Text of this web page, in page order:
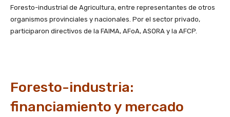
Foresto-industrial de Agricultura, entre representantes de otros
organismos provinciales y nacionales. Por el sector privado,
participaron directivos de la FAIMA, AFoA, ASORA y la AFCP.
Foresto-industria:
financiamiento y mercado